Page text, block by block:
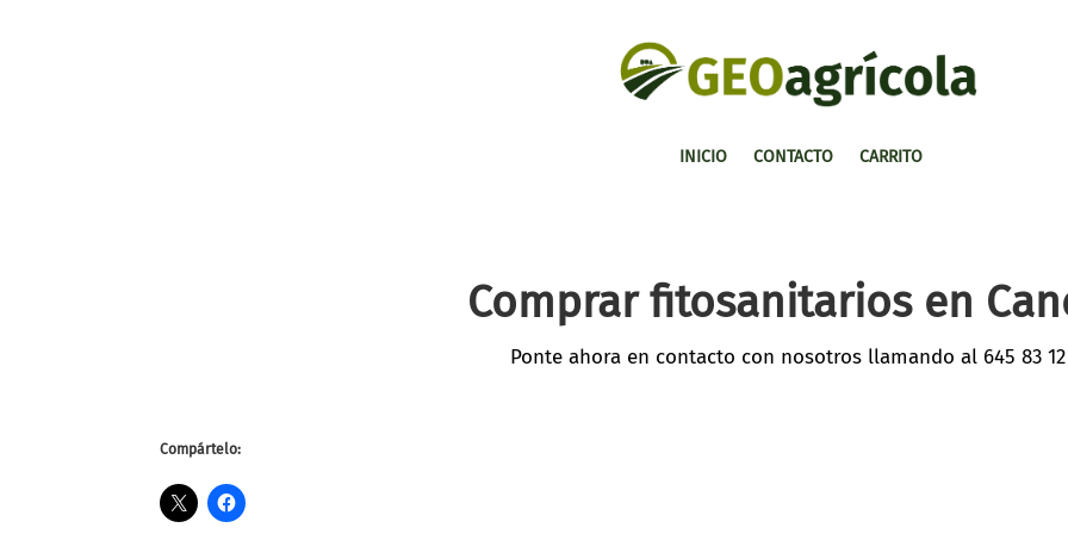
INICIO CONTACTO CARRITO
Comprar fitosanitarios en
Ponte ahora en contacto con nosotros llamando al 645 83
Compártelo: